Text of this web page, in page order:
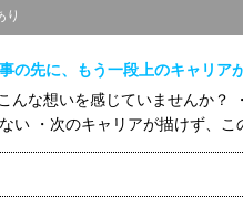
り
先に、もう一段上のキャリアが
な想いを感じていませんか？
い ・次のキャリアが描けず、こ